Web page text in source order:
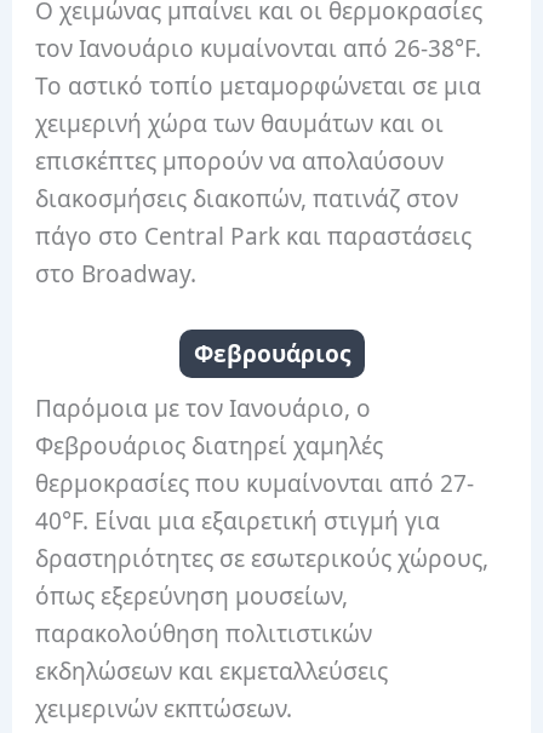
Ο χειμώνας μπαίνει και οι θερμοκρασίες
τον Ιανουάριο κυμαίνονται από 26-38°F.
Το αστικό τοπίο μεταμορφώνεται σε μια
χειμερινή χώρα των θαυμάτων και οι
επισκέπτες μπορούν να απολαύσουν
διακοσμήσεις διακοπών, πατινάζ στον
πάγο στο Central Park και παραστάσεις
στο Broadway.
Φεβρουάριος
Παρόμοια με τον Ιανουάριο, ο
Φεβρουάριος διατηρεί χαμηλές
θερμοκρασίες που κυμαίνονται από 27-
40°F. Είναι μια εξαιρετική στιγμή για
δραστηριότητες σε εσωτερικούς χώρους,
όπως εξερεύνηση μουσείων,
παρακολούθηση πολιτιστικών
εκδηλώσεων και εκμεταλλεύσεις
χειμερινών εκπτώσεων.